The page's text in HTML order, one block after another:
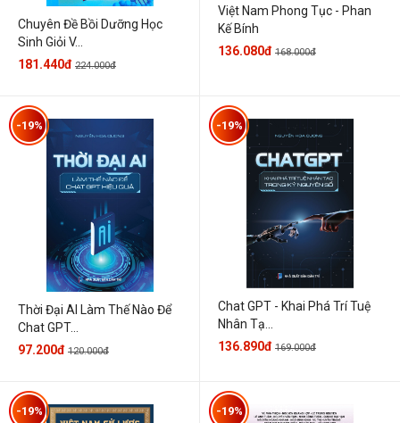
Chuyên Đề Bồi Dưỡng Học
Sinh Giỏi V...
181.440đ 224.000đ
Việt Nam Phong Tục - Phan
Kế Bính
136.080đ 168.000đ
Thời Đại AI Làm Thế Nào Để
Chat GPT...
-19%
97.200đ 120.000đ
Chat GPT - Khai Phá Trí Tuệ
Nhân Tạ...
-19%
136.890đ 169.000đ
-19% -19%